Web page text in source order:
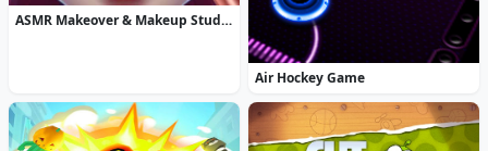
ASMR Makeover & Makeup Studio
Air Hockey Game